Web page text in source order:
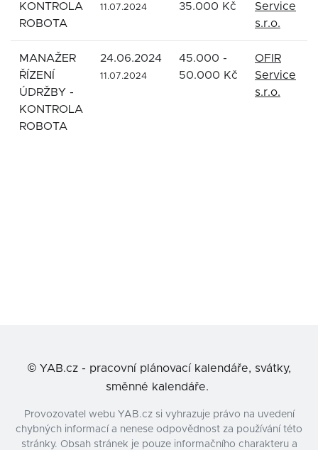
KONTROLA
ROBOTA
11.07.2024
35.000 Kč
Service
s.r.o.
MANAŽER
ŘÍZENÍ
ÚDRŽBY -
KONTROLA
ROBOTA
24.06.2024
11.07.2024
45.000 -
50.000 Kč
OFIR
Service
s.r.o.
© YAB.cz - pracovní plánovací kalendáře, svátky,
směnné kalendáře.
Provozovatel webu YAB.cz si vyhrazuje právo na uvedení
chybných informací a nenese odpovědnost za používání této
stránky. Obsah stránek je pouze informačního charakteru a